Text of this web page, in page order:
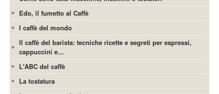
Edo, il fumetto al Caffè
I caffè del mondo
Il caffè del barista: tecniche ricette e segreti per espressi,
cappuccini e…
L'ABC del caffè
La tostatura